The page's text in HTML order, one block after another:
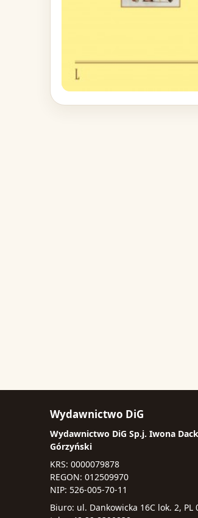
Wydawnictwo DiG
Wydawnictwo DiG Sp.j. Iwona
Górzyński
KRS: 0000079878
REGON: 012509970
NIP: 526-005-70-11
Biuro: ul. Dankowicka 16C lok. 2, PL